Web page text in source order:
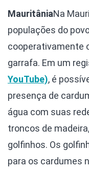
MauritâniaNa
populações do
cooperativamente
garrafa. Em um
YouTube), é
presença de
água com suas
troncos de
golfinhos. Os
para os cardumes